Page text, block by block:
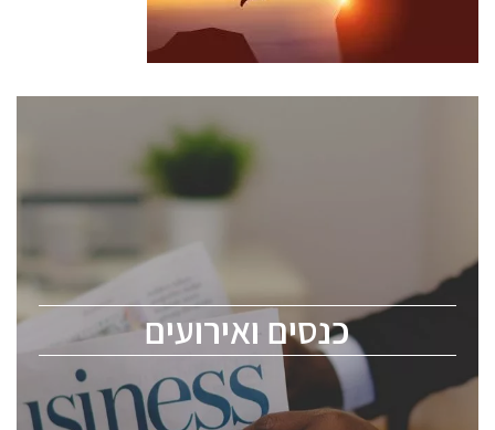
כנסים ואירועים
כנסים ואירועים
לכל העוסקים בתעשיית הסמיקונדקטור כולל מהנדסים,
ChipEx2026 will be held on May 12-13, 2026. The
conference is intended for everyone involved in the
semiconductor industry, including engineers,